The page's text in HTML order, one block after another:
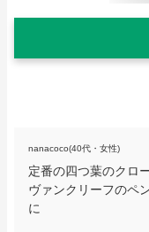
nanacoco(40代・女性)
定番の四つ葉のクロ
ヴァンクリーフのペ
に